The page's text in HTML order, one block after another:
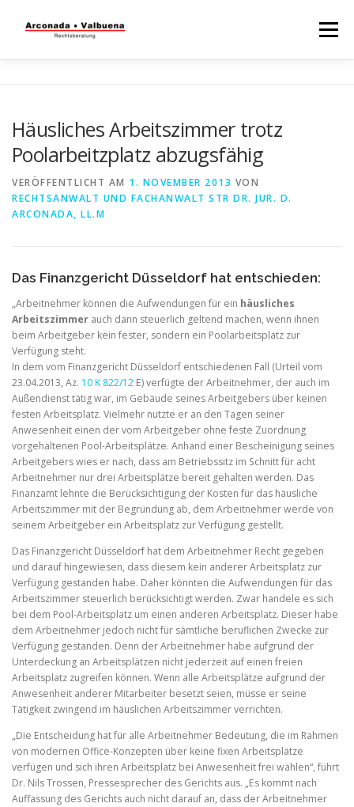
Menü
STEUERBERATUNG TÄTIGKEITSFELDER
WISSENSWERTES
Häusliches Arbeitszimmer trotz
Poolarbeitzplatz abzugsfähig
VERÖFFENTLICHT AM 1. NOVEMBER 2013 VON
RECHTSANWALT UND FACHANWALT STR DR. JUR. D.
ARCONADA, LL.M
Das Finanzgericht Düsseldorf hat entschieden:
„Arbeitnehmer können die Aufwendungen für ein häusliches
Arbeitszimmer auch dann steuerlich geltend machen, wenn ihnen
beim Arbeitgeber kein fester, sondern ein Poolarbeitsplatz zur
Verfügung steht.
In dem vom Finanzgericht Düsseldorf entschiedenen Fall (Urteil vom
23.04.2013, Az. 10 K 822/12 E) verfügte der Arbeitnehmer, der auch im
Außendienst tätig war, im Gebäude seines Arbeitgebers über keinen
festen Arbeitsplatz. Vielmehr nutzte er an den Tagen seiner
Anwesenheit einen der vom Arbeitgeber ohne feste Zuordnung
vorgehaltenen Pool-Arbeitsplätze. Anhand einer Bescheinigung seines
Arbeitgebers wies er nach, dass am Betriebssitz im Schnitt für acht
Arbeitnehmer nur drei Arbeitsplätze bereit gehalten werden. Das
Finanzamt lehnte die Berücksichtigung der Kosten für das häusliche
Arbeitszimmer mit der Begründung ab, dem Arbeitnehmer werde von
seinem Arbeitgeber ein Arbeitsplatz zur Verfügung gestellt.
Das Finanzgericht Düsseldorf hat dem Arbeitnehmer Recht gegeben
und darauf hingewiesen, dass diesem kein anderer Arbeitsplatz zur
Verfügung gestanden habe. Daher könnten die Aufwendungen für das
Arbeitszimmer steuerlich berücksichtigt werden. Zwar handele es sich
bei dem Pool-Arbeitsplatz um einen anderen Arbeitsplatz. Dieser habe
dem Arbeitnehmer jedoch nicht für sämtliche beruflichen Zwecke zur
Verfügung gestanden. Denn der Arbeitnehmer habe aufgrund der
Unterdeckung an Arbeitsplätzen nicht jederzeit auf einen freien
Arbeitsplatz zugreifen können. Wenn alle Arbeitsplätze aufgrund der
Anwesenheit anderer Mitarbeiter besetzt seien, müsse er seine
Tätigkeit zwingend im häuslichen Arbeitszimmer verrichten.
„Die Entscheidung hat für alle Arbeitnehmer Bedeutung, die im Rahmen
von modernen Office-Konzepten über keine fixen Arbeitsplätze
verfügen und sich ihren Arbeitsplatz bei Anwesenheit frei wählen“, führt
Dr. Nils Trossen, Pressesprecher des Gerichts aus. „Es kommt nach
Auffassung des Gerichts auch nicht darauf an, dass der Arbeitnehmer